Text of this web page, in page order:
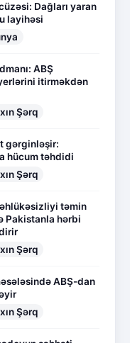
Dağları yaran
layihəsi
ABŞ
itirməkdən
Şərq
gərginləşir:
hücum təhdidi
Şərq
təmin
Pakistanla hərbi
Şərq
ABŞ-dan
Şərq